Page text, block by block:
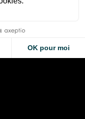
Aug 8, 2026